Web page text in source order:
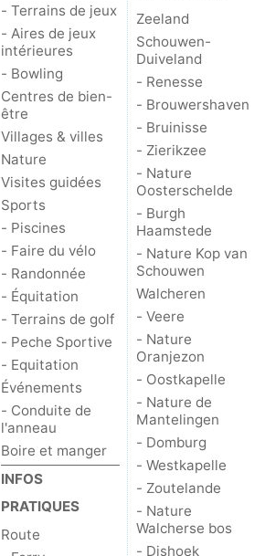
- Terrains de jeux
- Aires de jeux
intérieures
- Bowling
Centres de bien-
être
Villages & villes
Nature
Visites guidées
Sports
- Piscines
- Faire du vélo
- Randonnée
- Équitation
- Terrains de golf
- Peche Sportive
- Equitation
Événements
- Conduite de
l'anneau
Boire et manger
INFOS
PRATIQUES
Route
Zeeland
Schouwen-
Duiveland
- Renesse
- Brouwershaven
- Bruinisse
- Zierikzee
- Nature
Oosterschelde
- Burgh
Haamstede
- Nature Kop van
Schouwen
Walcheren
- Veere
- Nature
Oranjezon
- Oostkapelle
- Nature de
Mantelingen
- Domburg
- Westkapelle
- Zoutelande
- Nature
Walcherse bos
- Dishoek